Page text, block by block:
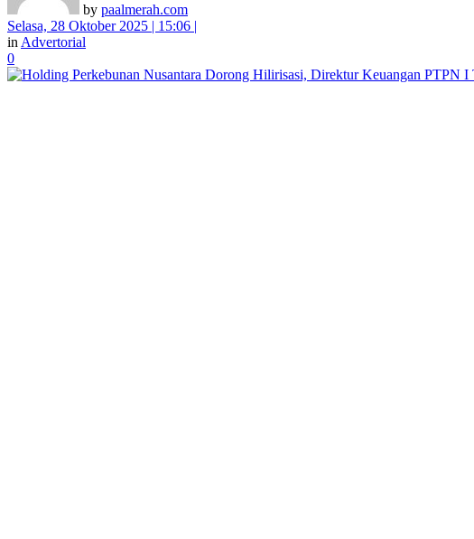
by paalmerah.com
Selasa, 28 Oktober 2025 | 15:06 |
in Advertorial
0